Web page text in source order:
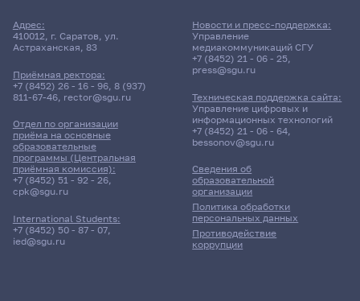
Адрес:
410012, г. Саратов, ул.
Астраханская, 83
Приёмная ректора:
+7 (8452) 26 - 16 - 96, 8 (937)
811-67-46, rector@sgu.ru
Отдел по организации
приёма на основные
образовательные
программы (Центральная
приёмная комиссия):
+7 (8452) 51 - 92 - 26,
cpk@sgu.ru
International Students:
+7 (8452) 50 - 87 - 07,
ied@sgu.ru
Сведения об
образовательной
организации
Политика обработки
персональных данных
Противодействие
коррупции
Новости и пресс-поддержка:
Управление
медиакоммуникаций СГУ
+7 (8452) 21 - 06 - 25,
press@sgu.ru
Техническая поддержка сайта:
Управление цифровых и
информационных технологий
+7 (8452) 21 - 06 - 64,
bessonov@sgu.ru